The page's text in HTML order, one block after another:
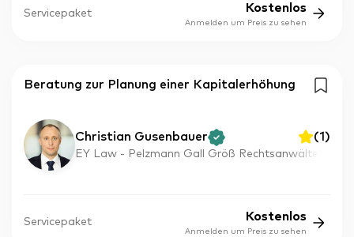
Servicepaket Kostenlos
Anmelden um Preis zu sehen
Beratung zur Planung einer Kapitalerhöhung
Christian Gusenbauer (1)
EY Law - Pelzmann Gall Größ Rechtsanwälte
Servicepaket Kostenlos
Anmelden um Preis zu sehen